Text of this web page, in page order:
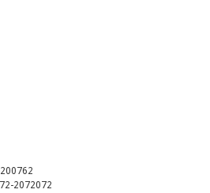
2072072